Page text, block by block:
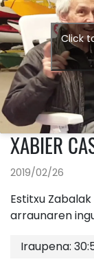
XABIER
2019/02/26
Estitxu
arraunaren
Iraupena:
Click